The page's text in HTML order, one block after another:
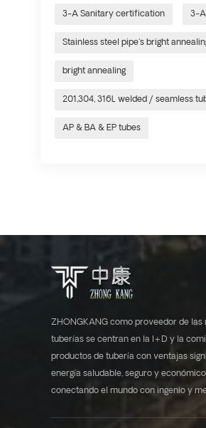
3-A Sanitary certification 3-A
Stainless steel pipe's bright
bright annealing
201,304, 316L welded / seamless
AP & BA & EP tubes
ZHONGKANG como proveedor de las
tuberías se centran en la I+D y la
productos de tubería con ventajas
energía saludable, seguro y
conectando el mundo con ingenio y